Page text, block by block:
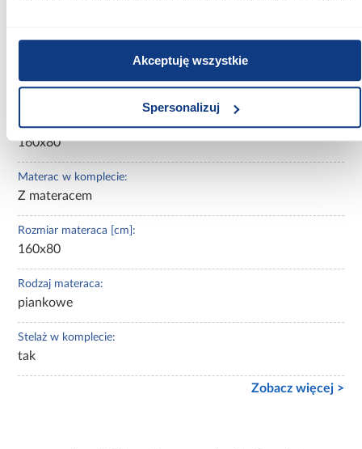
Akceptuję wszystkie
Spersonalizuj
80.00
Powierzchnia spania [cm]:
160x80
Materac w komplecie:
Z materacem
Rozmiar materaca [cm]:
160x80
Rodzaj materaca:
piankowe
Stelaż w komplecie:
tak
Zobacz więcej >